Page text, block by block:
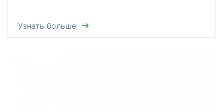
Узнать больше